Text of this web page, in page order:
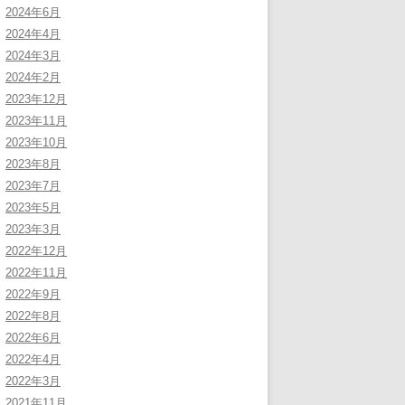
2024年6月
2024年4月
2024年3月
2024年2月
2023年12月
2023年11月
2023年10月
2023年8月
2023年7月
2023年5月
2023年3月
2022年12月
2022年11月
2022年9月
2022年8月
2022年6月
2022年4月
2022年3月